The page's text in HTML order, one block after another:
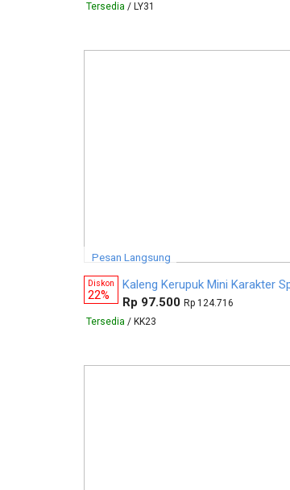
Tersedia / LY31
Pesan Langsung
Diskon
22%
Kaleng Kerupuk Mini Karakter
Rp 97.500 Rp 124.716
Tersedia / KK23